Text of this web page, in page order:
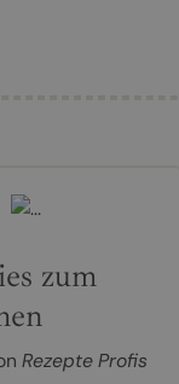
zum
Rezepte Profis